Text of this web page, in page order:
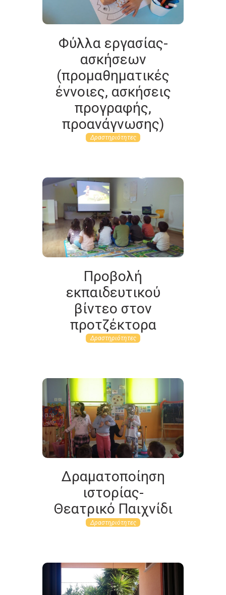
Φύλλα εργασίας-
ασκήσεων
(προμαθηματικές
έννοιες, ασκήσεις
προγραφής,
προανάγνωσης)
Δραστηριότητες
Προβολή
εκπαιδευτικού
βίντεο στον
προτζέκτορα
Δραστηριότητες
Δραματοποίηση
ιστορίας-
Θεατρικό Παιχνίδι
Δραστηριότητες